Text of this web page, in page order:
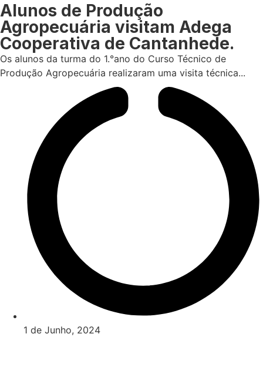
Alunos de Produção
Agropecuária visitam Adega
Cooperativa de Cantanhede.
Os alunos da turma do 1.°ano do Curso Técnico de
Produção Agropecuária realizaram uma visita técnica...
1 de Junho, 2024